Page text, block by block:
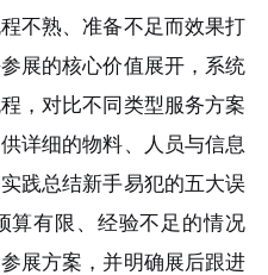
不熟、准备不足而效果打
展的核心价值展开，系统
，对比不同类型服务方案
详细的物料、人员与信息
践总结新手易犯的五大误
算有限、经验不足的情况
展方案，并明确展后跟进